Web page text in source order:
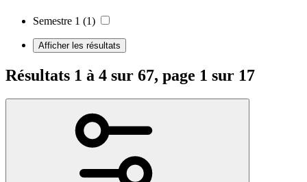
Semestre 1 (1)
Afficher les résultats
Résultats 1 à 4 sur 67, page 1 sur 17